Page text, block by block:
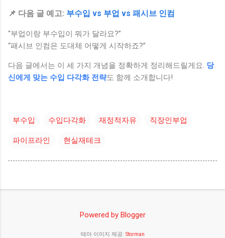
📌 다음 글 예고: 부수입 vs 부업 vs 패시브 인컴
“부업이랑 부수입이 뭐가 달라요?”
“패시브 인컴은 도대체 어떻게 시작하죠?”
다음 글에서는 이 세 가지 개념을 정확하게 정리해드릴게요. 당
신에게 맞는 수입 다각화 전략도 함께 소개합니다!
부수입 수입다각화 재정적자유 직장인부업
파이프라인 현실재테크
Powered by Blogger
테마 이미지 제공: Storman